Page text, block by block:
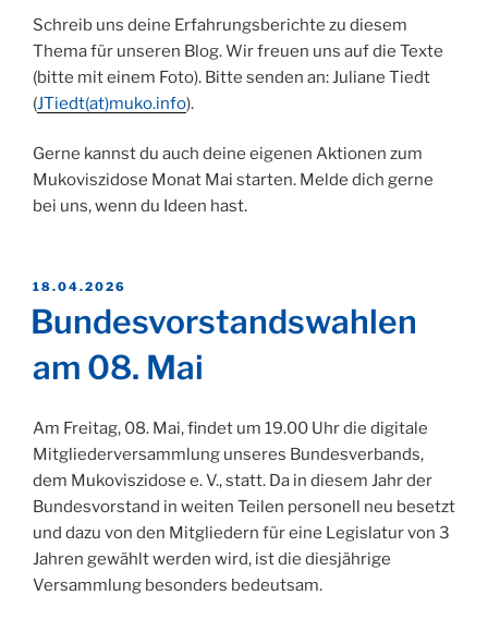
Schreib uns deine Erfahrungsberichte zu diesem
Thema für unseren Blog. Wir freuen uns auf die Texte
(bitte mit einem Foto). Bitte senden an: Juliane Tiedt
(JTiedt(at)muko.info).
Gerne kannst du auch deine eigenen Aktionen zum
Mukoviszidose Monat Mai starten. Melde dich gerne
bei uns, wenn du Ideen hast.
VERÖFFENTLICHT
18.04.2026
Bundesvorstandswahlen
am 08. Mai
Am Freitag, 08. Mai, findet um 19.00 Uhr die digitale
Mitgliederversammlung unseres Bundesverbands,
dem Mukoviszidose e. V., statt. Da in diesem Jahr der
Bundesvorstand in weiten Teilen personell neu besetzt
und dazu von den Mitgliedern für eine Legislatur von 3
Jahren gewählt werden wird, ist die diesjährige
Versammlung besonders bedeutsam.